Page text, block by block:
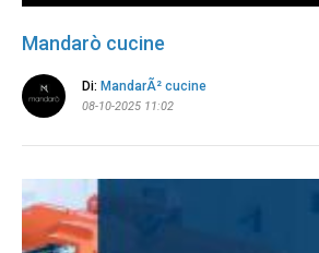
Mandarò cucine
Di: MandarÃ² cucine
08-10-2025 11:02